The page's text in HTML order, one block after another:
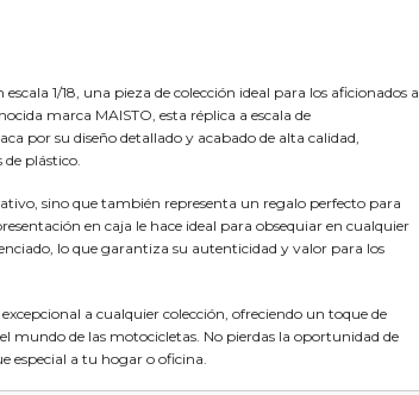
1/18, una pieza de colección ideal para los aficionados a
marca MAISTO, esta réplica a escala de
por su diseño detallado y acabado de alta calidad,
plástico.
sino que también representa un regalo perfecto para
en caja le hace ideal para obsequiar en cualquier
lo que garantiza su autenticidad y valor para los
a cualquier colección, ofreciendo un toque de
mundo de las motocicletas. No pierdas la oportunidad de
especial a tu hogar o oficina.